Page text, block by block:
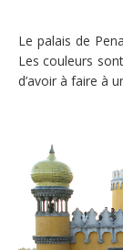
Le palais de
Les couleurs
d’avoir à faire à